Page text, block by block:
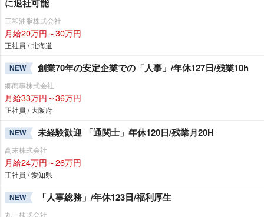
に退社可能
三和油脂株式会社
月給20万円～30万円
正社員 / 北海道
NEW 創業70年の安定企業での「人事」/年休127日/残業10h
郷商事株式会社
月給33万円～36万円
正社員 / 大阪府
NEW 未経験歓迎 「通関士」年休120日/残業月20H
高末株式会社
月給24万円～26万円
正社員 / 愛知県
NEW 「人事総務」/年休123日/福利厚生
丸一株式会社